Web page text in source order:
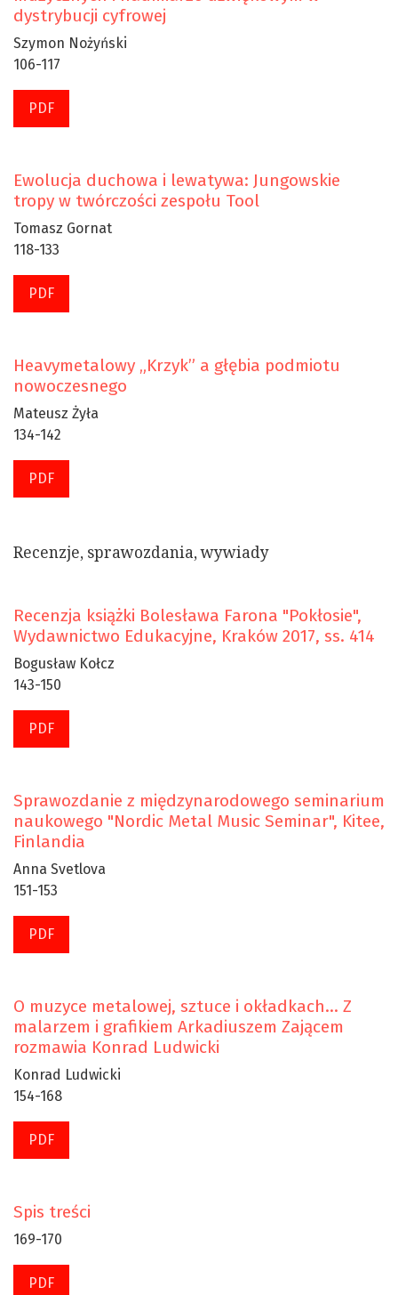
dystrybucji cyfrowej
Szymon Nożyński
106-117
PDF
Ewolucja duchowa i lewatywa: Jungowskie
tropy w twórczości zespołu Tool
Tomasz Gornat
118-133
PDF
Heavymetalowy „Krzyk” a głębia podmiotu
nowoczesnego
Mateusz Żyła
134-142
PDF
Recenzje, sprawozdania, wywiady
Recenzja książki Bolesława Farona "Pokłosie",
Wydawnictwo Edukacyjne, Kraków 2017, ss. 414
Bogusław Kołcz
143-150
PDF
Sprawozdanie z międzynarodowego seminarium
naukowego "Nordic Metal Music Seminar", Kitee,
Finlandia
Anna Svetlova
151-153
PDF
O muzyce metalowej, sztuce i okładkach… Z
malarzem i grafikiem Arkadiuszem Zającem
rozmawia Konrad Ludwicki
Konrad Ludwicki
154-168
PDF
Spis treści
169-170
PDF